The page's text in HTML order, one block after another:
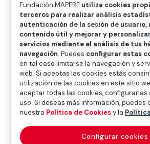
V
W X Y Z
Diccionario de
arreglo
(amicable
settlement)
Fundación MAPFRE utiliza cookies
terceros para realizar análisis
autenticación de la sesión de
contenido útil y mejorar y
servicios mediante el análisis de tus
navegación. Puedes configurar estas
en tal caso limitarse la navegación y
web. Si aceptas las cookies estás
utilización de las cookies en este sitio
aceptar todas las cookies, configurarlas
uso. Si deseas más información, puedes
nuestra Política de Cookiesy la
Configurar cookies